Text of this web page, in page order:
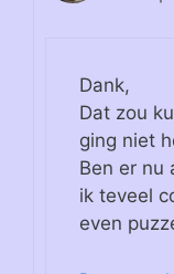
Dank,
Dat zou
ging niet
Ben er nu
ik teveel
even